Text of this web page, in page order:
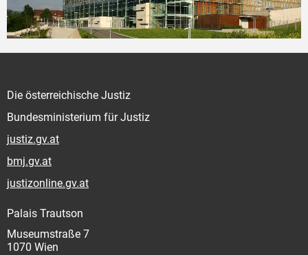
Die österreichische Justiz
Bundesministerium für Justiz
justiz.gv.at
bmj.gv.at
justizonline.gv.at
Palais Trautson
Museumstraße 7
1070 Wien